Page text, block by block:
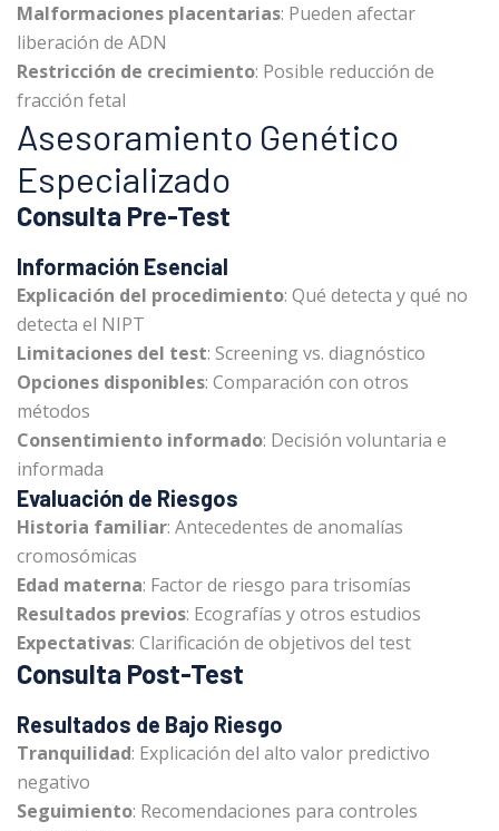
Malformaciones placentarias: Pueden afectar
liberación de ADN
Restricción de crecimiento: Posible reducción de
fracción fetal
Asesoramiento Genético
Especializado
Consulta Pre-Test
Información Esencial
Explicación del procedimiento: Qué detecta y qué no
detecta el NIPT
Limitaciones del test: Screening vs. diagnóstico
Opciones disponibles: Comparación con otros
métodos
Consentimiento informado: Decisión voluntaria e
informada
Evaluación de Riesgos
Historia familiar: Antecedentes de anomalías
cromosómicas
Edad materna: Factor de riesgo para trisomías
Resultados previos: Ecografías y otros estudios
Expectativas: Clarificación de objetivos del test
Consulta Post-Test
Resultados de Bajo Riesgo
Tranquilidad: Explicación del alto valor predictivo
negativo
Seguimiento: Recomendaciones para controles